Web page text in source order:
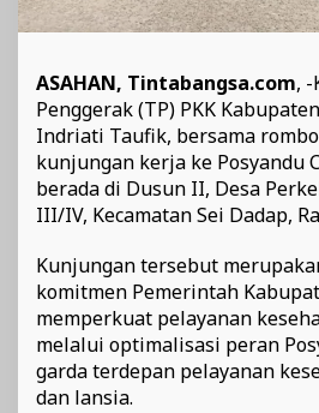
ASAHAN, Tintabangsa.com,
Penggerak (TP) PKK
Indriati Taufik, bersama
kunjungan kerja ke Posyandu
berada di Dusun II, Desa
III/IV, Kecamatan Sei Dadap,
Kunjungan tersebut
komitmen Pemerintah
memperkuat pelayanan
melalui optimalisasi peran
garda terdepan pelayanan
dan lansia.